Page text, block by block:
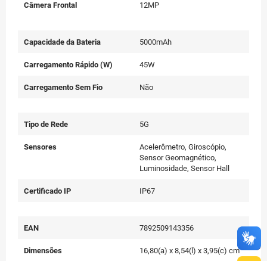
Câmera Frontal 12MP
Capacidade da Bateria 5000mAh
Carregamento Rápido (W) 45W
Carregamento Sem Fio Não
Tipo de Rede 5G
Sensores
Acelerômetro, Giroscópio,
Sensor Geomagnético,
Luminosidade, Sensor Hall
Certificado IP IP67
EAN 7892509143356
Dimensões 16,80(a) x 8,54(l) x 3,95(c) cm